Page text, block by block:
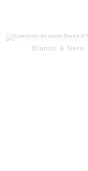
Bianco & Nero